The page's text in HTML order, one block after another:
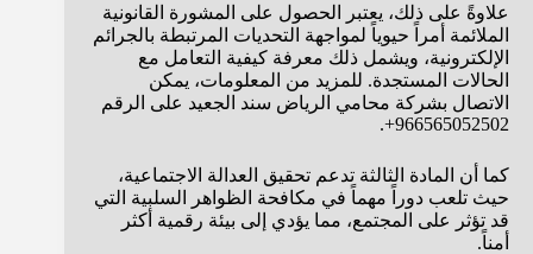
علاوةً على ذلك، يعتبر الحصول على المشورة القانونية
الملائمة أمراً حيوياً لمواجهة التحديات المرتبطة بالجرائم
الإلكترونية، ويشمل ذلك معرفة كيفية التعامل مع
الحالات المستجدة. للمزيد من المعلومات، يمكن
الاتصال بشركة محامي الرياض سند الجعيد على الرقم
966565052502+.
كما أن المادة الثالثة تدعم تحقيق العدالة الاجتماعية،
حيث تلعب دوراً مهماً في مكافحة الظواهر السلبية التي
قد تؤثر على المجتمع، مما يؤدي إلى بيئة رقمية أكثر
أمناً.